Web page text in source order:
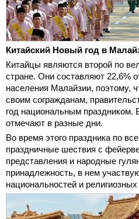
Китайский Новый год в
Китайцы являются второй по
стране. Они составляют 22,6%
населения Малайзии, поэтому,
своим согражданам,
год национальным праздником.
отмечают в разные дни.
Во время этого праздника по
праздничные шествия с
представления и народные
принадлежность, в нем
национальностей и